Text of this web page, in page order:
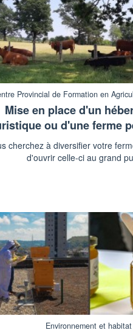
Provincial de Formation en
Mise en place d'un
ou d'une ferme
cherchez à diversifier votre
d'ouvrir celle-ci au grand
Environnement et habitat